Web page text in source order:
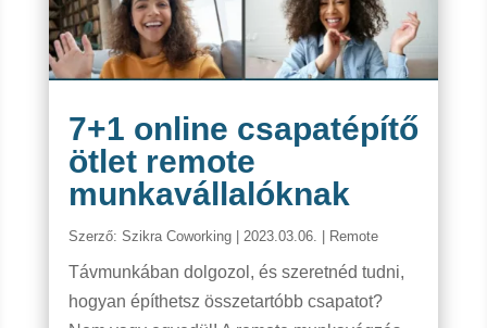
7+1 online csapatépítő
ötlet remote
munkavállalóknak
Szerző: Szikra Coworking| 2023.03.06. Remote
Távmunkában dolgozol, és szeretnéd tudni,
hogyan építhetsz összetartóbb csapatot?